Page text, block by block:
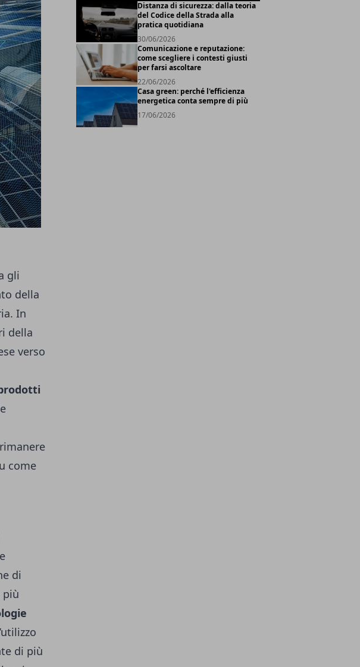
gli
della
In
della
verso
come
di
più
di più
Distanza di sicurezza: dalla teoria
del Codice della Strada alla
pratica quotidiana
30/06/2026
Comunicazione e reputazione:
come scegliere i contesti giusti
per farsi ascoltare
22/06/2026
Casa green: perché l'efficienza
energetica conta sempre di più
17/06/2026